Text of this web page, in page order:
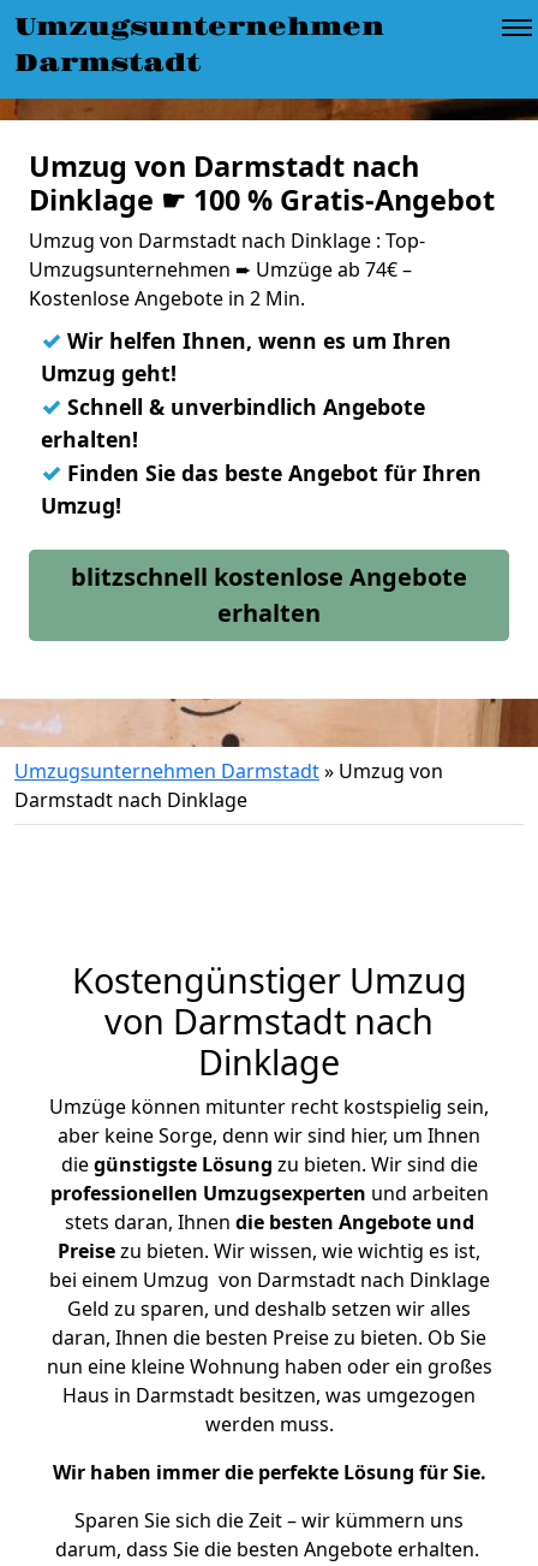
Umzugsunternehmen
Darmstadt
Umzug von Darmstadt nach
Dinklage ☛ 100 % Gratis-Angebot
Umzug von Darmstadt nach Dinklage : Top-
Umzugsunternehmen ➨ Umzüge ab 74€ –
Kostenlose Angebote in 2 Min.
✓ Wir helfen Ihnen, wenn es um Ihren
Umzug geht!
✓ Schnell & unverbindlich Angebote
erhalten!
✓ Finden Sie das beste Angebot für Ihren
Umzug!
blitzschnell kostenlose Angebote
erhalten
Umzugsunternehmen Darmstadt» Umzug von
Darmstadt nach Dinklage
Kostengünstiger Umzug
von Darmstadt nach
Dinklage
Umzüge können mitunter recht kostspielig sein,
aber keine Sorge, denn wir sind hier, um Ihnen
diegünstigste Lösung zu bieten. Wir sind die
professionellen Umzugsexperten und arbeiten
stets daran, Ihnen die besten Angebote und
Preisezu bieten. Wir wissen, wie wichtig es ist,
bei einem Umzug von Darmstadt nach Dinklage
Geld zu sparen, und deshalb setzen wir alles
daran, Ihnen die besten Preise zu bieten. Ob Sie
nun eine kleine Wohnung haben oder ein großes
Haus in Darmstadt besitzen, was umgezogen
werden muss.
Wir haben immer die perfekte Lösung für Sie.
Sparen Sie sich die Zeit – wir kümmern uns
darum, dass Sie die besten Angebote erhalten.